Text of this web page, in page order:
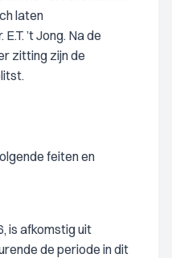
laten
’t Jong. Na de
zitting zijn de
feiten en
is afkomstig uit
de periode in dit